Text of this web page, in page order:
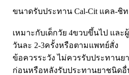
Preme nobu
Hi-balanz
La Roche-Posay
Vichy
ขนาดรับประทาน Cal-Cit แคล-ชิท
เหมาะกับเด็กวัย 4ขวบขึ้นไป และ
วันละ 2-3ครั้งหรือตามแพทย์สั่ง
ข้อควรระวัง ไม่ควรรับประทานย
ก่อนหรือหลังรับประทานยาชนิดอื่